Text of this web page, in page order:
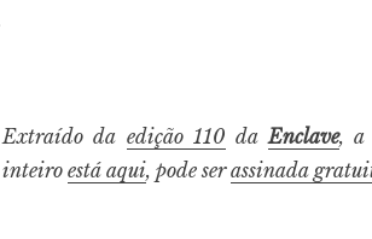
Extraído da edição 110 daEnclave, a
inteiroestá aqui, pode serassinada